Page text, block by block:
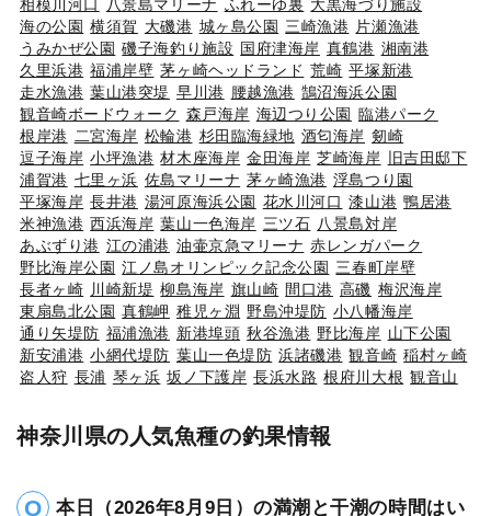
相模川河口
八景島マリーナ ふれーゆ裏 大黒海づり施設
海の公園 横須賀 大磯港 城ヶ島公園 三崎漁港 片瀬漁港
うみかぜ公園 磯子海釣り施設 国府津海岸 真鶴港 湘南港
久里浜港 福浦岸壁 茅ヶ崎ヘッドランド 荒崎 平塚新港
走水漁港 葉山港突堤 早川港 腰越漁港 鵠沼海浜公園
観音崎ボードウォーク 森戸海岸 海辺つり公園 臨港パーク
根岸港 二宮海岸 松輪港 杉田臨海緑地 酒匂海岸 剱崎
逗子海岸 小坪漁港 材木座海岸 金田海岸 芝崎海岸 旧吉田邸下
浦賀港 七里ヶ浜 佐島マリーナ 茅ヶ崎漁港 浮島つり園
平塚海岸 長井港 湯河原海浜公園 花水川河口 漆山港 鴨居港
米神漁港 西浜海岸 葉山一色海岸 三ツ石 八景島対岸
あぶずり港 江の浦港 油壷京急マリーナ 赤レンガパーク
野比海岸公園 江ノ島オリンピック記念公園 三春町岸壁
長者ヶ崎 川崎新堤 柳島海岸 旗山崎 間口港 高磯 梅沢海岸
東扇島北公園 真鶴岬 稚児ヶ淵 野島沖堤防 小八幡海岸
通り矢堤防 福浦漁港 新港埠頭 秋谷漁港 野比海岸 山下公園
新安浦港 小網代堤防 葉山一色堤防 浜諸磯港 観音崎 稲村ヶ崎
盗人狩 長浦 琴ヶ浜 坂ノ下護岸 長浜水路 根府川大根 観音山
神奈川県の人気魚種の釣果情報
本日（2026年8月9日）の満潮と干潮の時間はい